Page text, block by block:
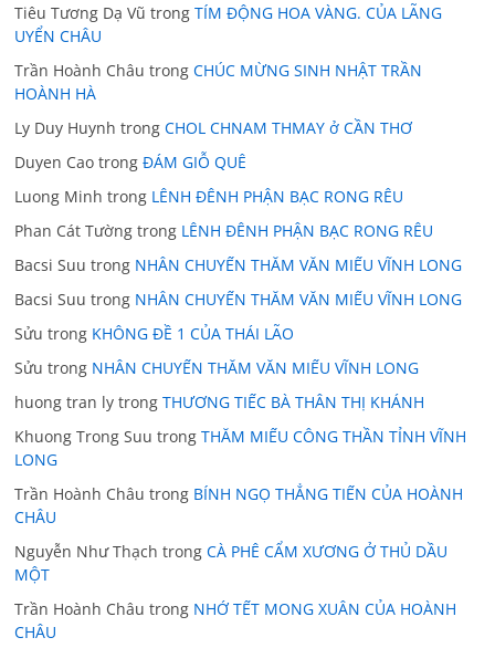
Tiêu Tương Dạ Vũ trongTÍM ĐỘNG HOA VÀNG. CỦA LÃNG
UYỂN CHÂU
Trần Hoành Châu trongCHÚC MỪNG SINH NHẬT TRẦN
HOÀNH HÀ
Ly Duy Huynh trongCHOL CHNAM THMAY ở CẦN THƠ
Duyen Cao trongĐÁM GIỖ QUÊ
Luong Minh trong LÊNH ĐÊNH PHẬN BẠC RONG RÊU
Phan Cát Tường trong LÊNH ĐÊNH PHẬN BẠC RONG RÊU
Bacsi Suu trong NHÂN CHUYẾN THĂM VĂN MIẾU VĨNH LONG
Bacsi Suu trong NHÂN CHUYẾN THĂM VĂN MIẾU VĨNH LONG
Sửu trong KHÔNG ĐỀ 1 CỦA THÁI LÃO
Sửu trong NHÂN CHUYẾN THĂM VĂN MIẾU VĨNH LONG
huong tran ly trongTHƯƠNG TIẾC BÀ THÂN THỊ KHÁNH
Khuong Trong Suu trongTHĂM MIẾU CÔNG THẦN TỈNH VĨNH
LONG
Trần Hoành Châu trong BÍNH NGỌ THẲNG TIẾN CỦA HOÀNH
CHÂU
Nguyễn Như Thạch trongCÀ PHÊ CẨM XƯƠNG Ở THỦ DẦU
MỘT
Trần Hoành Châu trong NHỚ TẾT MONG XUÂN CỦA HOÀNH
CHÂU